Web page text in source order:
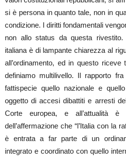
si è persona in quanto tale, non in
condizione. I diritti fondamentali
non allo status da questa rivestito.
italiana è di lampante chiarezza al
all’ordinamento, ed in questo
definiamo multilivello. Il rapporto
fattispecie quello nazionale e
oggetto di accesi dibattiti e arresti
Corte europea, e all’attualità
dell’affermazione che “l’Italia con la
è entrata a far parte di un
integrato e coordinato con quello